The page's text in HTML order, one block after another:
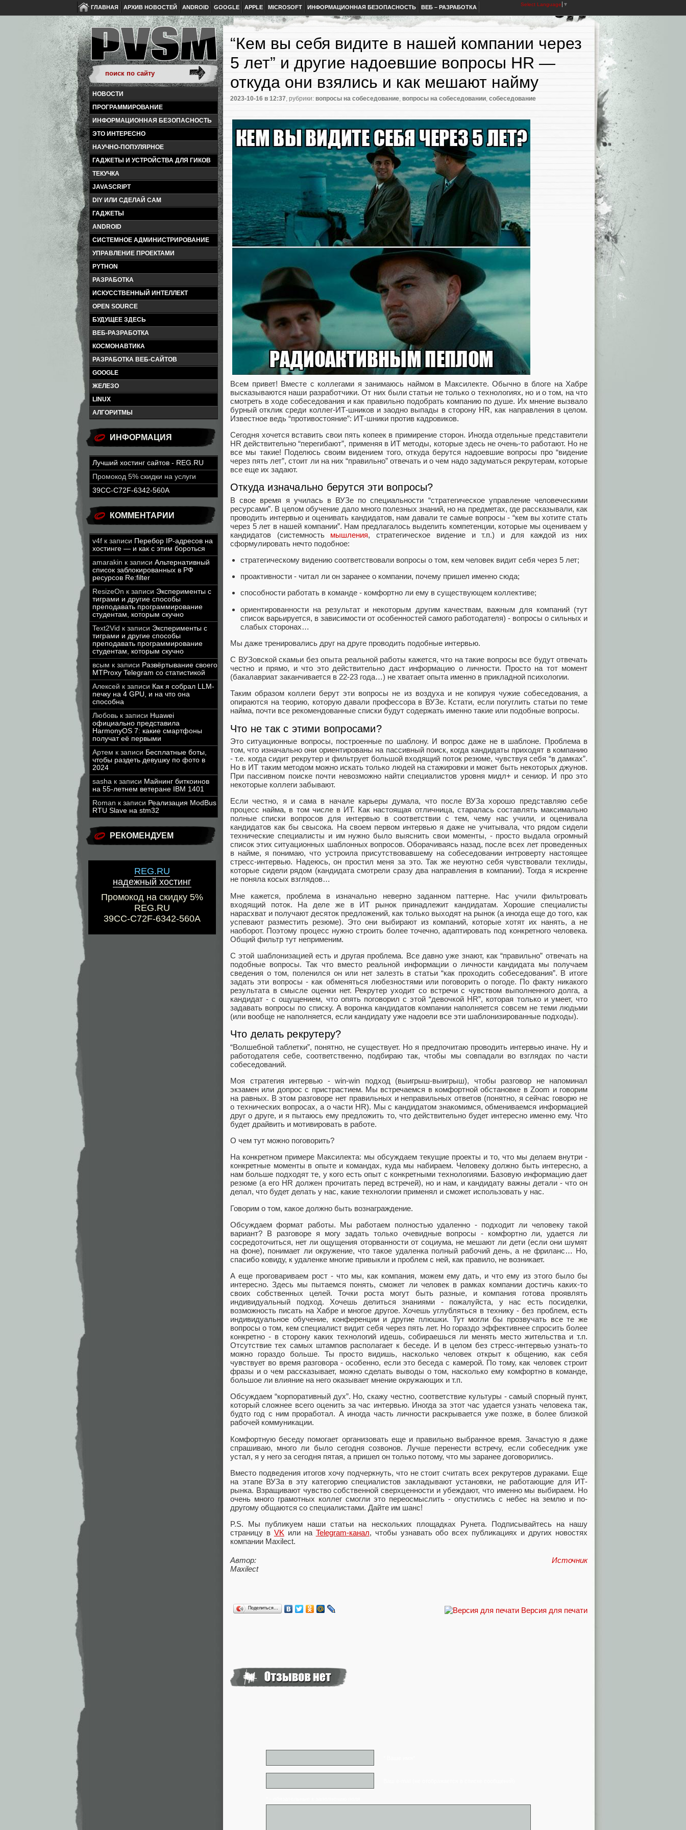
ГЛАВНАЯ АРХИВ НОВОСТЕЙ ANDROID GOOGLE APPLE MICROSOFT ИНФОРМАЦИОННАЯ БЕЗОПАСНОСТЬ ВЕБ – РАЗРАБОТКА Select Language ▼
НОВОСТИ
ПРОГРАММИРОВАНИЕ
ИНФОРМАЦИОННАЯ БЕЗОПАСНОСТЬ
ЭТО ИНТЕРЕСНО
НАУЧНО-ПОПУЛЯРНОЕ
ГАДЖЕТЫ И УСТРОЙСТВА ДЛЯ ГИКОВ
ТЕКУЧКА
JAVASCRIPT
DIY ИЛИ СДЕЛАЙ САМ
ГАДЖЕТЫ
ANDROID
СИСТЕМНОЕ АДМИНИСТРИРОВАНИЕ
УПРАВЛЕНИЕ ПРОЕКТАМИ
PYTHON
РАЗРАБОТКА
ИСКУССТВЕННЫЙ ИНТЕЛЛЕКТ
OPEN SOURCE
БУДУЩЕЕ ЗДЕСЬ
ВЕБ-РАЗРАБОТКА
КОСМОНАВТИКА
РАЗРАБОТКА ВЕБ-САЙТОВ
GOOGLE
ЖЕЛЕЗО
LINUX
АЛГОРИТМЫ
ИНФОРМАЦИЯ
Лучший хостинг сайтов - REG.RU
Промокод 5% скидки на услуги
39CC-C72F-6342-560A
КОММЕНТАРИИ
v4f к записи Перебор IP-адресов на
хостинге — и как с этим бороться
amarakin к записи Альтернативный
список заблокированных в РФ
ресурсов Re:filter
ResizeOn к записи Эксперименты с
тиграми и другие способы
преподавать программирование
студентам, которым скучно
Text2Vid к записи Эксперименты с
тиграми и другие способы
преподавать программирование
студентам, которым скучно
всым к записи Развёртывание своего
MTProxy Telegram со статистикой
Алексей к записи Как я собрал LLM-
печку на 4 GPU, и на что она
способна
Любовь к записи Huawei
официально представила
HarmonyOS 7: какие смартфоны
получат её первыми
Артем к записи Бесплатные боты,
чтобы раздеть девушку по фото в
2024
sasha к записи Майнинг биткоинов
на 55-летнем ветеране IBM 1401
Roman к записи Реализация ModBus
RTU Slave на stm32
РЕКОМЕНДУЕМ
REG.RU
надежный хостинг
Промокод на скидку 5%
REG.RU
39CC-C72F-6342-560A
“Кем вы себя видите в нашей компании через
5 лет” и другие надоевшие вопросы HR —
откуда они взялись и как мешают найму
2023-10-16 в 12:37, рубрики: вопросы на собеседование, вопросы на собеседовании, собеседование
Всем привет! Вместе с коллегами я занимаюсь наймом в Максилекте. Обычно в блоге на Хабре
высказываются наши разработчики. От них были статьи не только о технологиях, но и о том, на что
смотреть в ходе собеседования и как правильно подобрать компанию по душе. Их мнение вызвало
бурный отклик среди коллег-ИТ-шников и заодно выпады в сторону HR, как направления в целом.
Известное ведь “противостояние”: ИТ-шники против кадровиков.
Сегодня хочется вставить свои пять копеек в примирение сторон. Иногда отдельные представители
HR действительно “перегибают”, применяя в ИТ методы, которые здесь не очень-то работают. Но не
все мы такие! Поделюсь своим видением того, откуда берутся надоевшие вопросы про “видение
через пять лет”, стоит ли на них “правильно” отвечать и о чем надо задуматься рекрутерам, которые
все еще их задают.
Откуда изначально берутся эти вопросы?
В свое время я училась в ВУЗе по специальности “стратегическое управление человеческими
ресурсами”. В целом обучение дало много полезных знаний, но на предметах, где рассказывали, как
проводить интервью и оценивать кандидатов, нам давали те самые вопросы - “кем вы хотите стать
через 5 лет в нашей компании”. Нам предлагалось выделить компетенции, которые мы оцениваем у
кандидатов (системность мышления, стратегическое видение и т.п.) и для каждой из них
сформулировать нечто подобное:
стратегическому видению соответствовали вопросы о том, кем человек видит себя через 5 лет;
проактивности - читал ли он заранее о компании, почему пришел именно сюда;
способности работать в команде - комфортно ли ему в существующем коллективе;
ориентированности на результат и некоторым другим качествам, важным для компаний (тут
список варьируется, в зависимости от особенностей самого работодателя) - вопросы о сильных и
слабых сторонах…
Мы даже тренировались друг на друге проводить подобные интервью.
С ВУЗовской скамьи без опыта реальной работы кажется, что на такие вопросы все будут отвечать
честно и прямо, и что это действительно даст информацию о личности. Просто на тот момент
(бакалавриат заканчивается в 22-23 года…) не хватает опыта именно в прикладной психологии.
Таким образом коллеги берут эти вопросы не из воздуха и не копируя чужие собеседования, а
опираются на теорию, которую давали профессора в ВУЗе. Кстати, если погуглить статьи по теме
найма, почти все рекомендованные списки будут содержать именно такие или подобные вопросы.
Что не так с этими вопросами?
Это ситуационные вопросы, построенные по шаблону. И вопрос даже не в шаблоне. Проблема в
том, что изначально они ориентированы на пассивный поиск, когда кандидаты приходят в компанию
- т.е. когда сидит рекрутер и фильтрует большой входящий поток резюме, чувствуя себя “в дамках”.
Но в ИТ таким методом можно искать только людей на стажировки и может быть некоторых джунов.
При пассивном поиске почти невозможно найти специалистов уровня мидл+ и сениор. И про это
некоторые коллеги забывают.
Если честно, я и сама в начале карьеры думала, что после ВУЗа хорошо представляю себе
процесс найма, в том числе в ИТ. Как настоящая отличница, старалась составлять максимально
полные списки вопросов для интервью в соответствии с тем, чему нас учили, и оценивала
кандидатов как бы свысока. На своем первом интервью я даже не учитывала, что рядом сидели
технические специалисты и им нужно было выяснить свои моменты, - просто выдала огромный
список этих ситуационных шаблонных вопросов. Оборачиваясь назад, после всех лет проведенных
в найме, я понимаю, что устроила присутствовавшему на собеседовании интроверту настоящее
стресс-интервью. Надеюсь, он простил меня за это. Так же неуютно себя чувствовали техлиды,
которые сидели рядом (кандидата смотрели сразу два направления в компании). Тогда я искренне
не поняла косых взглядов…
Мне кажется, проблема в изначально неверно заданном паттерне. Нас учили фильтровать
входящий поток. На деле же в ИТ рынок принадлежит кандидатам. Хорошие специалисты
нарасхват и получают десяток предложений, как только выходят на рынок (а иногда еще до того, как
успевают разместить резюме). Это они выбирают из компаний, которые хотят их нанять, а не
наоборот. Поэтому процесс нужно строить более точечно, адаптировать под конкретного человека.
Общий фильтр тут неприменим.
С этой шаблонизацией есть и другая проблема. Все давно уже знают, как “правильно” отвечать на
подобные вопросы. Так что вместо реальной информации о личности кандидата мы получаем
сведения о том, поленился он или нет залезть в статьи “как проходить собеседования”. В итоге
задать эти вопросы - как обменяться любезностями или поговорить о погоде. По факту никакого
результата в смысле оценки нет. Рекрутер уходит со встречи с чувством выполненного долга, а
кандидат - с ощущением, что опять поговорил с этой “девочкой HR”, которая только и умеет, что
задавать вопросы по списку. А воронка кандидатов компании наполняется совсем не теми людьми
(или вообще не наполняется, если кандидату уже надоели все эти шаблонизированные подходы).
Что делать рекрутеру?
“Волшебной таблетки”, понятно, не существует. Но я предпочитаю проводить интервью иначе. Ну и
работодателя себе, соответственно, подбираю так, чтобы мы совпадали во взглядах по части
собеседований.
Моя стратегия интервью - win-win подход (выигрыш-выигрыш), чтобы разговор не напоминал
экзамен или допрос с пристрастием. Мы встречаемся в комфортной обстановке в Zoom и говорим
на равных. В этом разговоре нет правильных и неправильных ответов (понятно, я сейчас говорю не
о технических вопросах, а о части HR). Мы с кандидатом знакомимся, обмениваемся информацией
друг о друге, и я пытаюсь ему предложить то, что действительно будет интересно именно ему. Что
будет драйвить и мотивировать в работе.
О чем тут можно поговорить?
На конкретном примере Максилекта: мы обсуждаем текущие проекты и то, что мы делаем внутри -
конкретные моменты в опыте и командах, куда мы набираем. Человеку должно быть интересно, а
нам больше подходят те, у кого есть опыт с конкретными технологиями. Базовую информацию дает
резюме (а его HR должен прочитать перед встречей), но и нам, и кандидату важны детали - что он
делал, что будет делать у нас, какие технологии применял и сможет использовать у нас.
Говорим о том, какое должно быть вознаграждение.
Обсуждаем формат работы. Мы работаем полностью удаленно - подходит ли человеку такой
вариант? В разговоре я могу задать только очевидные вопросы - комфортно ли, удается ли
сосредоточиться, нет ли ощущения оторванности от социума, не мешают ли дети (если они шумят
на фоне), понимает ли окружение, что такое удаленка полный рабочий день, а не фриланс… Но,
спасибо ковиду, к удаленке многие привыкли и проблем с ней, как правило, не возникает.
А еще проговариваем рост - что мы, как компания, можем ему дать, и что ему из этого было бы
интересно. Здесь мы пытаемся понять, сможет ли человек в рамках компании достичь каких-то
своих собственных целей. Точки роста могут быть разные, и компания готова проявлять
индивидуальный подход. Хочешь делиться знаниями - пожалуйста, у нас есть посиделки,
возможность писать на Хабре и многое другое. Хочешь углубляться в технику - без проблем, есть
индивидуальное обучение, конференции и другие плюшки. Тут могли бы прозвучать все те же
вопросы о том, кем специалист видит себя через пять лет. Но гораздо эффективнее спросить более
конкретно - в сторону каких технологий идешь, собираешься ли менять место жительства и т.п.
Отсутствие тех самых штампов располагает к беседе. И в целом без стресс-интервью узнать-то
можно гораздо больше. Ты просто видишь, насколько человек открыт к общению, как себя
чувствует во время разговора - особенно, если это беседа с камерой. По тому, как человек строит
фразы и о чем рассказывает, можно сделать выводы о том, насколько ему комфортно в команде,
большое ли влияние на него оказывает мнение окружающих и т.п.
Обсуждаем “корпоративный дух”. Но, скажу честно, соответствие культуры - самый спорный пункт,
который сложнее всего оценить за час интервью. Иногда за этот час удается узнать человека так,
будто год с ним проработал. А иногда часть личности раскрывается уже позже, в более близкой
рабочей коммуникации.
Комфортную беседу помогает организовать еще и правильно выбранное время. Зачастую я даже
спрашиваю, много ли было сегодня созвонов. Лучше перенести встречу, если собеседник уже
устал, я у него за сегодня пятая, а пришел он только потому, что мы заранее договорились.
Вместо подведения итогов хочу подчеркнуть, что не стоит считать всех рекрутеров дураками. Еще
на этапе ВУЗа в эту категорию специалистов закладывают установки, не работающие для ИТ-
рынка. Взращивают чувство собственной сверхценности и убеждают, что именно мы выбираем. Но
очень много грамотных коллег смогли это переосмыслить - опустились с небес на землю и по-
другому общаются со специалистами. Дайте им шанс!
P.S. Мы публикуем наши статьи на нескольких площадках Рунета. Подписывайтесь на нашу
страницу в VK или на Telegram-канал, чтобы узнавать обо всех публикациях и других новостях
компании Maxilect.
Автор:
Maxilect
Источник
Версия для печати
Поделиться…